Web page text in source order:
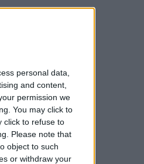
personal data,
and content,
permission we
You may click to
click to refuse to
Please note that
object to such
or withdraw your